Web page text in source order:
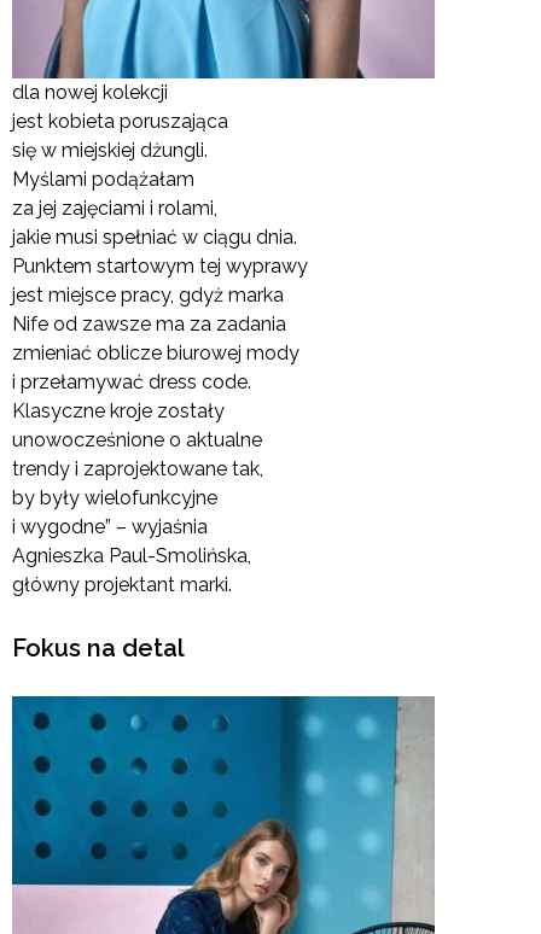
dla nowej kolekcji
jest kobieta poruszająca
się w miejskiej dżungli.
Myślami podążałam
za jej zajęciami i rolami,
jakie musi spełniać w ciągu dnia.
Punktem startowym tej wyprawy
jest miejsce pracy, gdyż marka
Nife od zawsze ma za zadania
zmieniać oblicze biurowej mody
i przełamywać dress code.
Klasyczne kroje zostały
unowocześnione o aktualne
trendy i zaprojektowane tak,
by były wielofunkcyjne
i wygodne” – wyjaśnia
Agnieszka Paul-Smolińska,
główny projektant marki.
Fokus na detal